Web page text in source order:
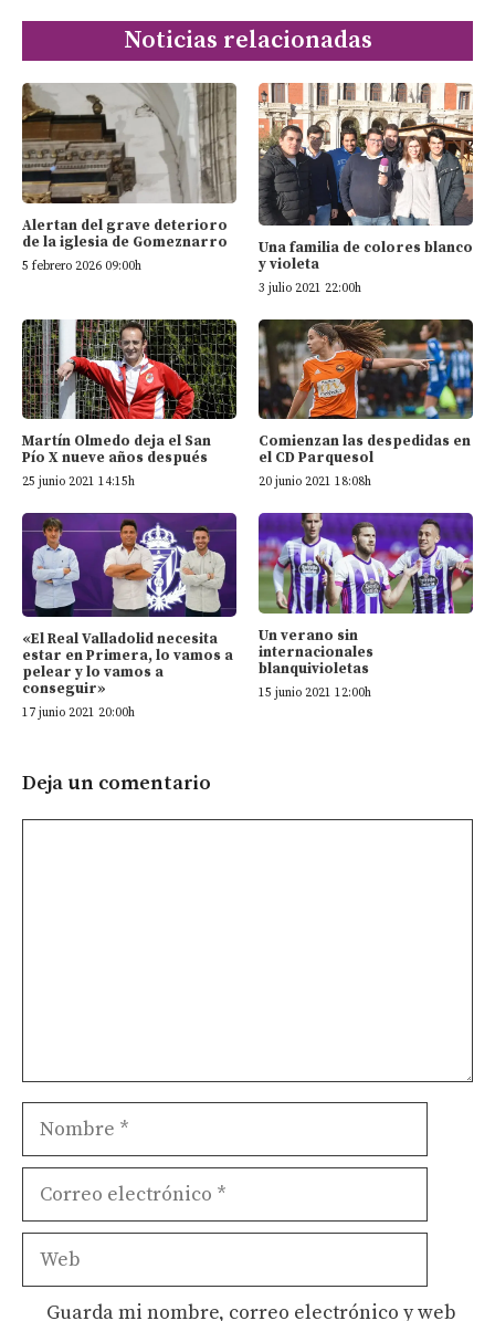
Noticias relacionadas
Alertan del grave deterioro
de la iglesia de Gomeznarro
5 febrero 2026 09:00h
Una familia de colores blanco
y violeta
3 julio 2021 22:00h
Martín Olmedo deja el San
Pío X nueve años después
25 junio 2021 14:15h
Comienzan las despedidas en
el CD Parquesol
20 junio 2021 18:08h
«El Real Valladolid necesita
estar en Primera, lo vamos a
pelear y lo vamos a
conseguir»
17 junio 2021 20:00h
Un verano sin
internacionales
blanquivioletas
15 junio 2021 12:00h
Deja un comentario
Nombre
Correo
Web
Guarda mi nombre, correo electrónico y web